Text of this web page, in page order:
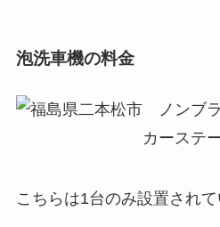
泡洗車機の料金
こちらは1台のみ設置されて